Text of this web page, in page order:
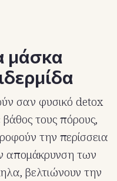
μάσκα
σαν φυσικό detox
τους πόρους,
την περίσσεια
απομάκρυνση των
βελτιώνουν την